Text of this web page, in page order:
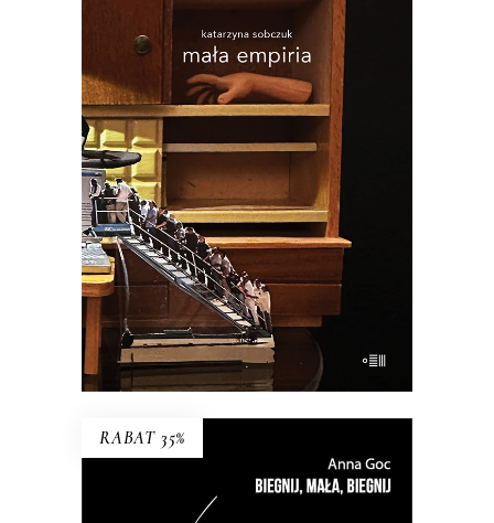
E-BOOK DO KOSZYKA
MAŁA EMPIRIA
Esej uczestniczący o wczesnej starości i
zagadce rodzicielstwa.
53.00zł 34.45zł
KSIĄŻKA DO KOSZYKA
RABAT 35%